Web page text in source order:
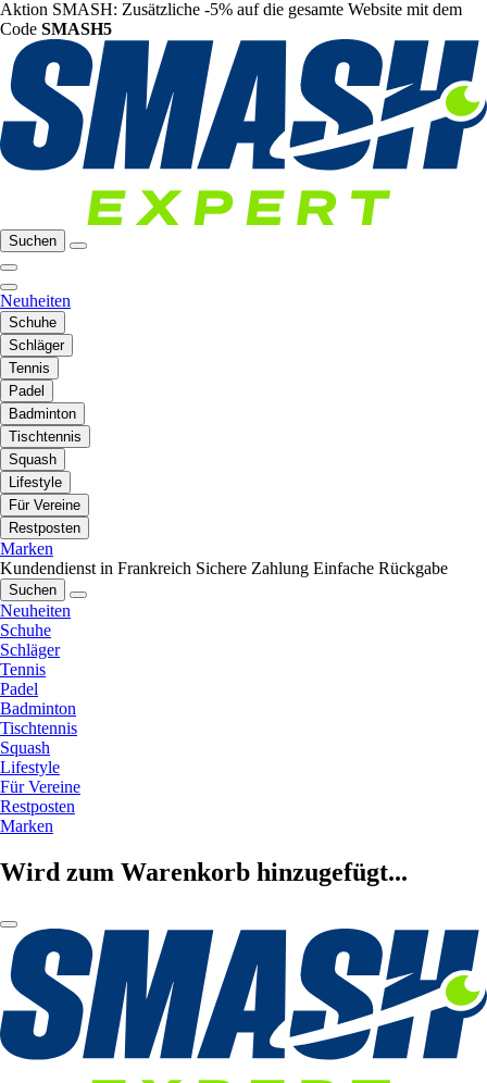
Aktion SMASH: Zusätzliche -5% auf die gesamte Website mit dem
Code SMASH5
Suchen
Neuheiten
Schuhe
Schläger
Tennis
Padel
Badminton
Tischtennis
Squash
Lifestyle
Für Vereine
Restposten
Marken
Kundendienst in Frankreich Sichere Zahlung Einfache Rückgabe
Suchen
Neuheiten
Schuhe
Schläger
Tennis
Padel
Badminton
Tischtennis
Squash
Lifestyle
Für Vereine
Restposten
Marken
Wird zum Warenkorb hinzugefügt...